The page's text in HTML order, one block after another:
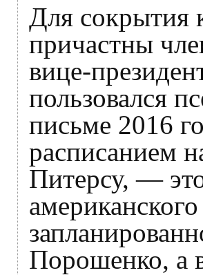
Для сокрытия
причастны
вице-
пользовался
письме 2016
расписанием
Питерсу, —
Порошенко, а